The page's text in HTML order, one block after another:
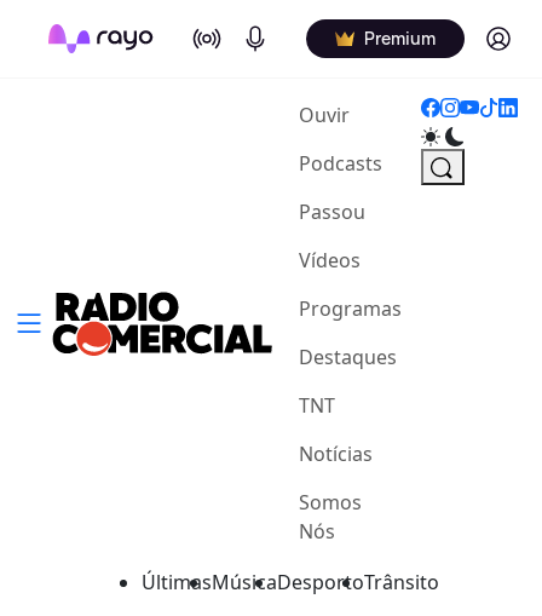
On Air Podcasts Premium Log in
Ouvir(current)
Podcasts
Passou
Vídeos
Programas
Destaques
TNT
Notícias
Somos
Nós
ÚltimasMúsicaDesportoTrânsito